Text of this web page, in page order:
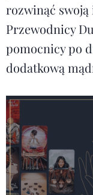
rozwinąć swoją
Przewodnicy
pomocnicy po
dodatkową